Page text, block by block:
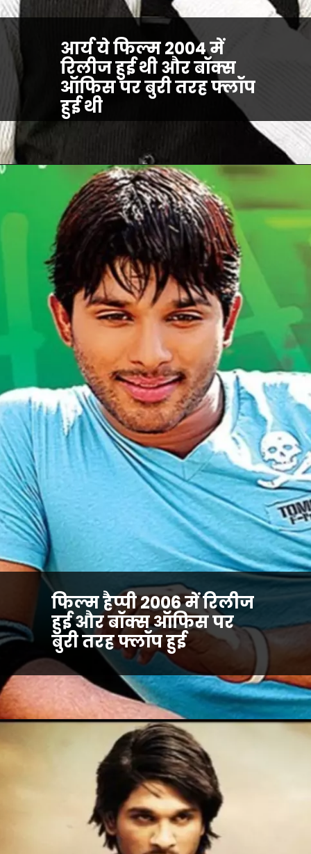
आर्य ये फिल्म 2004 में
रिलीज हुई थी और बॉक्स
ऑफिस पर बुरी तरह फ्लॉप
हुई थी
फिल्म हैप्पी 2006 में रिलीज
हुई और बॉक्स ऑफिस पर
बुरी तरह फ्लॉप हुई